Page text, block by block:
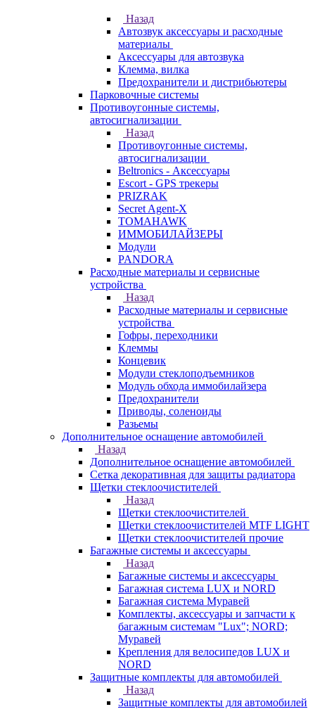
Назад
Автозвук аксессуары и расходные
материалы
Аксессуары для автозвука
Клемма, вилка
Предохранители и дистрибьютеры
Парковочные системы
Противоугонные системы,
автосигнализации
Назад
Противоугонные системы,
автосигнализации
Beltronics - Аксессуары
Escort - GPS трекеры
PRIZRAK
Secret Agent-X
TOMAHAWK
ИММОБИЛАЙЗЕРЫ
Модули
PANDORA
Расходные материалы и сервисные
устройства
Назад
Расходные материалы и сервисные
устройства
Гофры, переходники
Клеммы
Концевик
Модули стеклоподъемников
Модуль обхода иммобилайзера
Предохранители
Приводы, соленоиды
Разьемы
Дополнительное оснащение автомобилей
Назад
Дополнительное оснащение автомобилей
Сетка декоративная для защиты радиатора
Щетки стеклоочистителей
Назад
Щетки стеклоочистителей
Щетки стеклоочистителей MTF LIGHT
Щетки стеклоочистителей прочие
Багажные системы и аксессуары
Назад
Багажные системы и аксессуары
Багажная система LUX и NORD
Багажная система Муравей
Комплекты, аксессуары и запчасти к
багажным системам "Lux"; NORD;
Муравей
Крепления для велосипедов LUX и
NORD
Защитные комплекты для автомобилей
Назад
Защитные комплекты для автомобилей